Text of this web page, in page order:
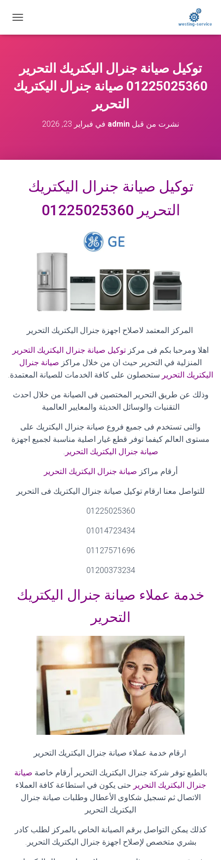
ب
ت
توكيل صيانة جنرال اليكتريك التحرير
01225025360 صيانة جنرال اليكتريك
التحرير
نشرت من قبل admin في فبراير 23, 2026
توكيل صيانة جنرال اليكتريك
التحرير 01225025360
المركز المعتمد لاصلاح اجهزة جنرال اليكتريك التحرير
اهلا ومرحبا بكم فى مركز توكيل صيانة جنرال اليكتريك التحرير
المنزلية في التحرير حيث ان من خلال مراكز صيانة جنرال
اليكتريك التحرير ستحصلون على كافة الخدمات للصيانة المعتمدة.
وذلك عن طريق التحرير المختصين فى الصيانة من خلال احدث
التقنيات والوسائل الحديثة والمعايير العالمية
والتى تستخدم فى جميع فروع صيانة جنرال اليكتريك على
مستوى العالم كيفما توفر قطع غيار اصلية مناسبة لجميع اجهزة
صيانة جنرال اليكتريك التحرير .
أرقام مراكز صيانة جنرال اليكتريك التحرير
للتواصل معنا ارقام توكيل صيانة جنرال اليكتريك فى التحرير
01225025360
01014723434
01127571696
01200373234
خدمة عملاء صيانة جنرال اليكتريك
التحرير
ارقام خدمة عملاء صيانة جنرال اليكتريك التحرير
بالطبع توفر شركة جنرال اليكتريك التحرير أرقام خاصة صيانة
جنرال اليكتريك التحرير حتى يكون في استطاعة كافة العملاء
الاتصال ثم تسجيل شكاوى الأعطال وطلبات صيانة جنرال
اليكتريك التحرير
كذلك يمكن التواصل برقم الصيانة الخاص بالمركز لطلب كادر
بشري متخصص لإصلاح اجهزة جنرال اليكتريك التحرير .